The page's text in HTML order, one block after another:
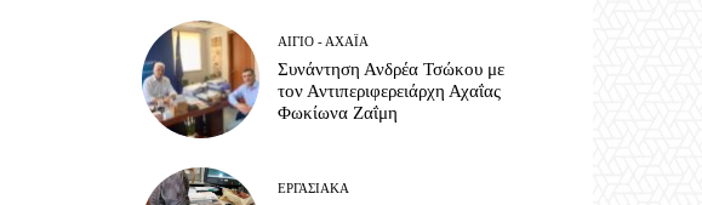
ΑΊΓΙΟ - ΑΧΑΪ́Α
Συνάντηση Ανδρέα Τσώκου με
τον Αντιπεριφερειάρχη Αχαΐας
Φωκίωνα Ζαΐμη
ΕΡΓΑΣΙΑΚΆ